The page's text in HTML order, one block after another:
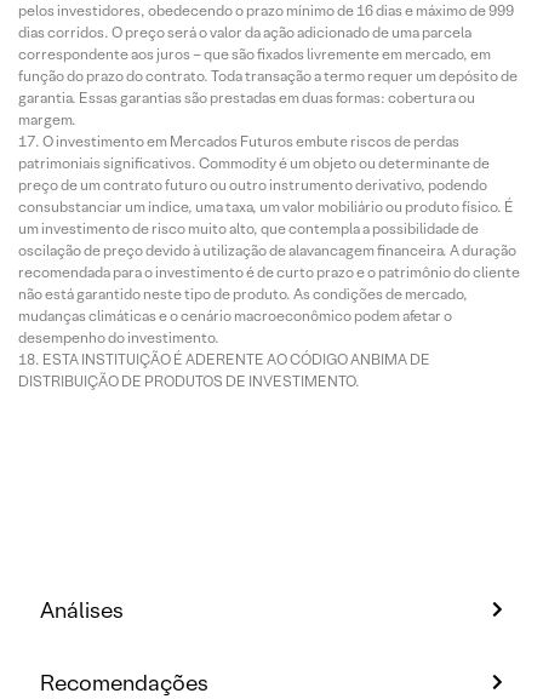
pelos investidores, obedecendo o prazo mínimo de 16 dias e máximo de 999
dias corridos. O preço será o valor da ação adicionado de uma parcela
correspondente aos juros – que são fixados livremente em mercado, em
função do prazo do contrato. Toda transação a termo requer um depósito de
garantia. Essas garantias são prestadas em duas formas: cobertura ou
margem.
O investimento em Mercados Futuros embute riscos de perdas
patrimoniais significativos. Commodity é um objeto ou determinante de
preço de um contrato futuro ou outro instrumento derivativo, podendo
consubstanciar um índice, uma taxa, um valor mobiliário ou produto físico. É
um investimento de risco muito alto, que contempla a possibilidade de
oscilação de preço devido à utilização de alavancagem financeira. A duração
recomendada para o investimento é de curto prazo e o patrimônio do cliente
não está garantido neste tipo de produto. As condições de mercado,
mudanças climáticas e o cenário macroeconômico podem afetar o
desempenho do investimento.
ESTA INSTITUIÇÃO É ADERENTE AO CÓDIGO ANBIMA DE
DISTRIBUIÇÃO DE PRODUTOS DE INVESTIMENTO.
Análises
Recomendações